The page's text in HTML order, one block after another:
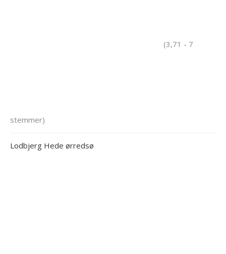
(3,71 - 7
stemmer)
Lodbjerg Hede ørredsø